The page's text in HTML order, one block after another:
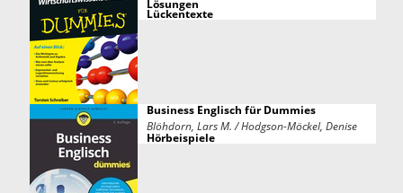
Lösungen
Lückentexte
Business Englisch für Dummies
Blöhdorn, Lars M. / Hodgson-Möckel, Denise
Hörbeispiele